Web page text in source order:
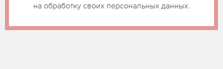
на обработку своих персональных данных.